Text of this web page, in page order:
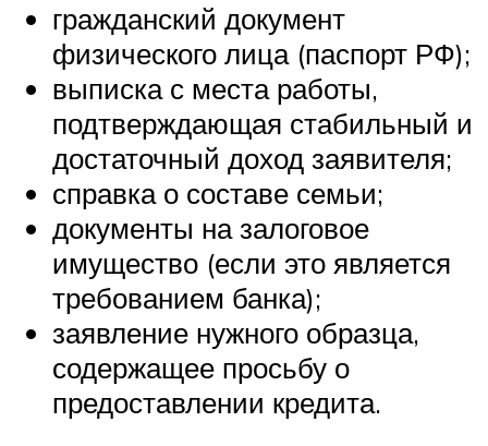
гражданский документ
физического лица (паспорт РФ);
выписка с места работы,
подтверждающая стабильный и
достаточный доход заявителя;
справка о составе семьи;
документы на залоговое
имущество (если это является
требованием банка);
заявление нужного образца,
содержащее просьбу о
предоставлении кредита.